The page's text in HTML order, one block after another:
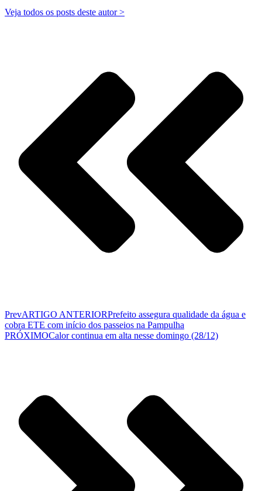
Veja todos os posts deste autor >
PrevARTIGO ANTERIORPrefeito assegura qualidade da água e
cobra ETE com início dos passeios na Pampulha
PRÓXIMOCalor continua em alta nesse domingo (28/12)